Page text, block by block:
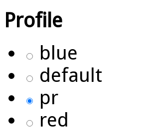
Profile
blue
default
pr
red